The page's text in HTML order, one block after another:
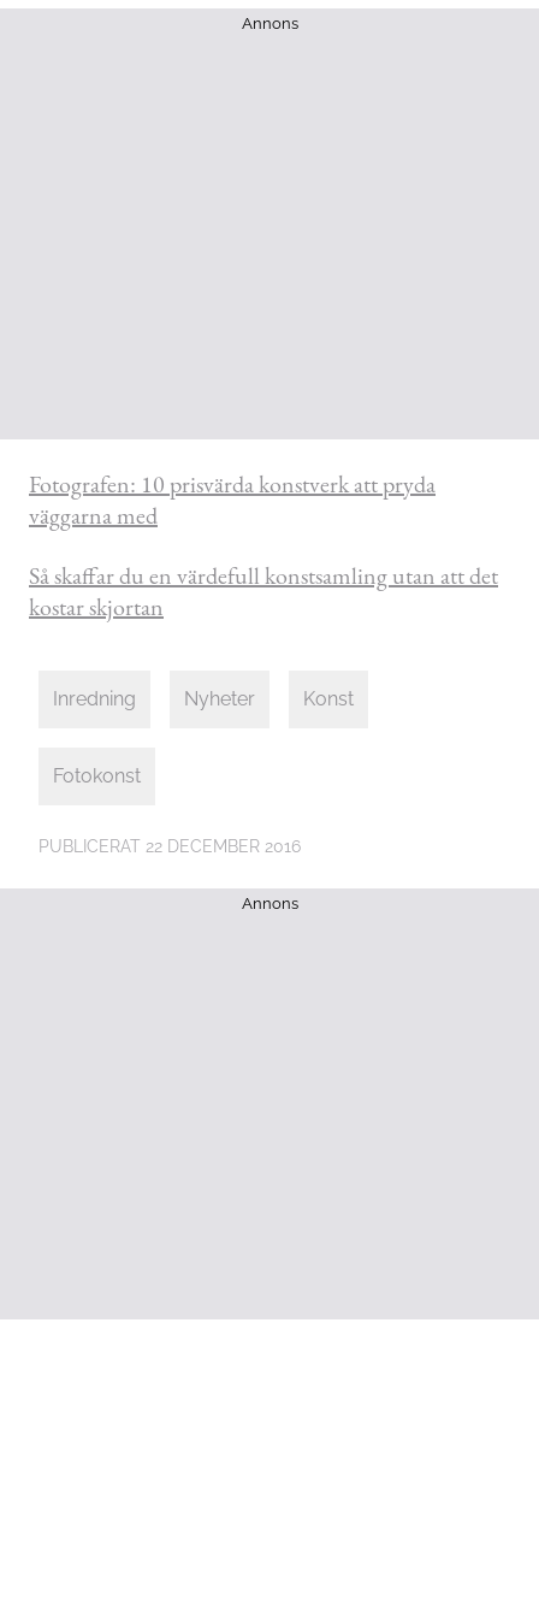
Annons
Fotografen: 10 prisvärda konstverk att pryda
väggarna med
Så skaffar du en värdefull konstsamling utan att det
kostar skjortan
Inredning Nyheter Konst
Fotokonst
PUBLICERAT 22 DECEMBER 2016
Annons